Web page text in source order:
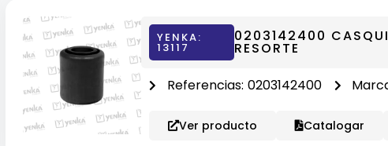
YENKA:
13117
0203142400
RESORTE
Referencias: 0203142400
Ver producto Catalogar